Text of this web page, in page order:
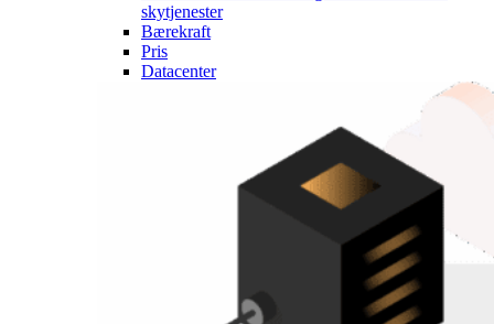
skytjenester
Bærekraft
Pris
Datacenter